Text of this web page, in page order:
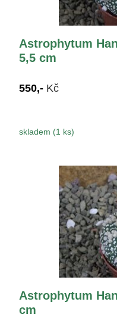
Astrophytum
5,5 cm
550,- Kč
skladem (1 ks)
Astrophytum
cm